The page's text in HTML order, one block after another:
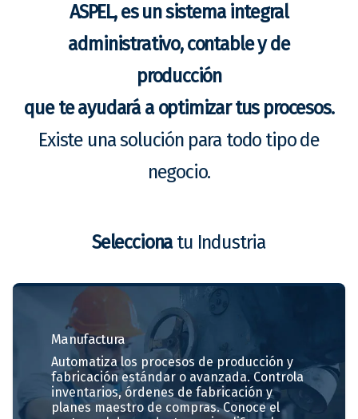
ASPEL, es un sistema integral
administrativo, contable y de
producción
que te ayudará a optimizar tus procesos.
Existe una solución para todo tipo de
negocio.
Seleccionatu Industria
Manufactura
Automatiza los procesos de producción y
fabricación estándar o avanzada. Controla
inventarios, órdenes de fabricación y
planes maestro de compras. Conoce el